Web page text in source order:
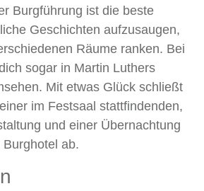
Burgführung ist die beste
Geschichten aufzusaugen,
Räume ranken. Bei
sogar in Martin Luthers
Mit etwas Glück schließt
im Festsaal stattfindenden,
und einer Übernachtung
ab.